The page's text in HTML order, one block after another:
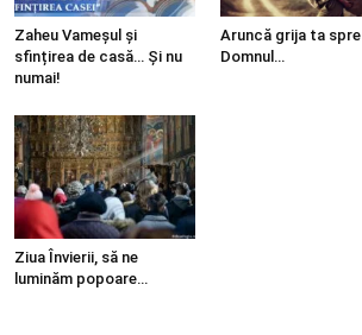
Zaheu Vameșul și
sfințirea de casă… Și nu
numai!
Aruncă grija ta spre
Domnul…
Ziua Învierii, să ne
luminăm popoare…